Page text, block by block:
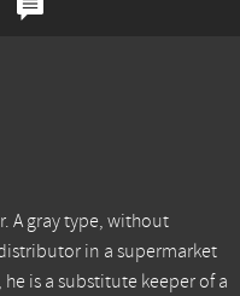
A gray type, without
in a supermarket
is a substitute keeper of a